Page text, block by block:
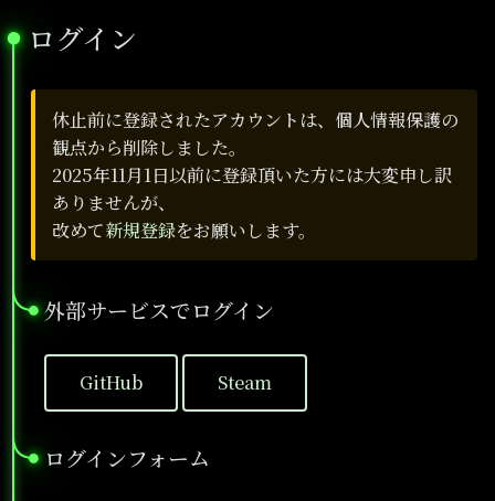
ログイン
●
休止前に登録されたアカウントは、個人情報保護の
観点から削除しました。
2025年11月1日以前に登録頂いた方には大変申し訳
ありませんが、
改めて新規登録をお願いします。
外部サービスでログイン
●
GitHub Steam
ログインフォーム
●